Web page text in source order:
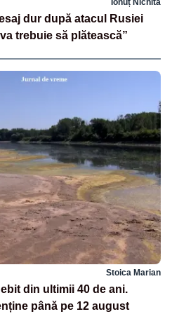
dur după atacul Rusiei
trebuie să plătească”
Stoica Marian
din ultimii 40 de ani.
până pe 12 august